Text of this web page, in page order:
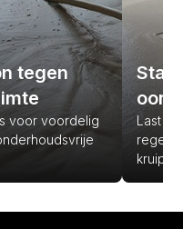
tegen
voor voordelig
Last